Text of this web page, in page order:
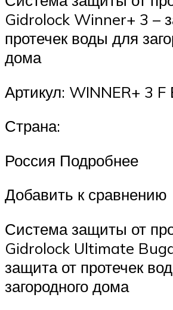
Gidrolock Winner+ 3 –
протечек воды для
дома
Артикул: WINNER+ 3
Страна:
Россия Подробнее
Добавить к сравнению
Система защиты от
Gidrolock Ultimate
защита от протечек
загородного дома